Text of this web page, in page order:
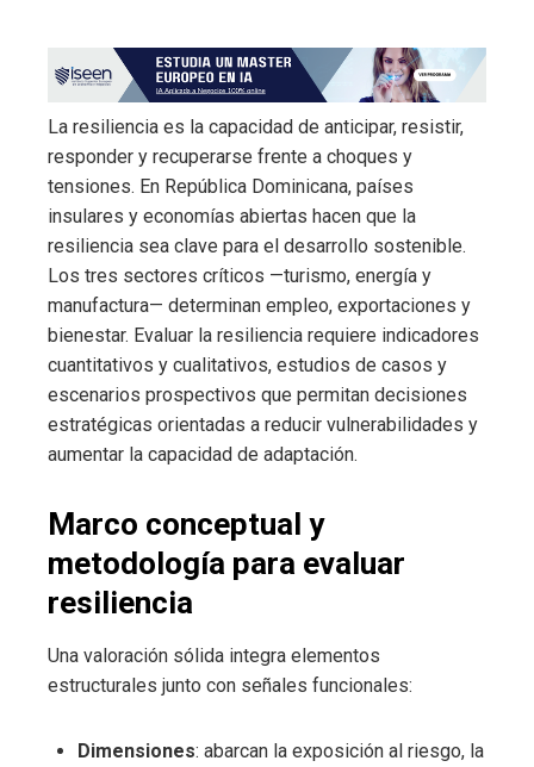
La resiliencia es la capacidad de anticipar, resistir,
responder y recuperarse frente a choques y
tensiones. En República Dominicana, países
insulares y economías abiertas hacen que la
resiliencia sea clave para el desarrollo sostenible.
Los tres sectores críticos —turismo, energía y
manufactura— determinan empleo, exportaciones y
bienestar. Evaluar la resiliencia requiere indicadores
cuantitativos y cualitativos, estudios de casos y
escenarios prospectivos que permitan decisiones
estratégicas orientadas a reducir vulnerabilidades y
aumentar la capacidad de adaptación.
Marco conceptual y
metodología para evaluar
resiliencia
Una valoración sólida integra elementos
estructurales junto con señales funcionales:
Dimensiones: abarcan la exposición al riesgo, la